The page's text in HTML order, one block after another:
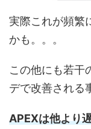
実際これが頻繁
かも。。。
この他にも若干
デで改善される
APEXは他より